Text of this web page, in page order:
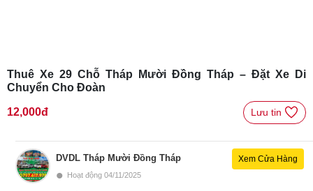
Thuê Xe 29 Chỗ Tháp Mười Đồng Tháp – Đặt Xe Di
Chuyển Cho Đoàn
12,000đ
DVDL Tháp Mười Đồng Tháp Xem Cửa Hàng
• Hoạt động 04/11/2025